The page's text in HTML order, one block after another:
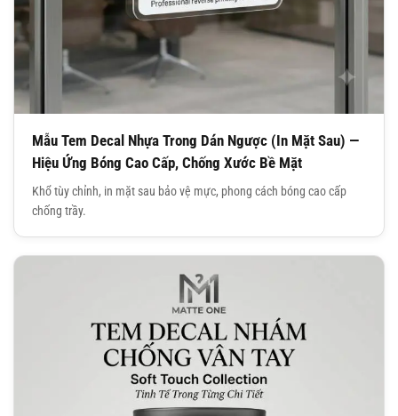
Mẫu Tem Decal Nhựa Trong Dán Ngược (In Mặt Sau) —
Hiệu Ứng Bóng Cao Cấp, Chống Xước Bề Mặt
Khổ tùy chỉnh, in mặt sau bảo vệ mực, phong cách bóng cao cấp
chống trầy.